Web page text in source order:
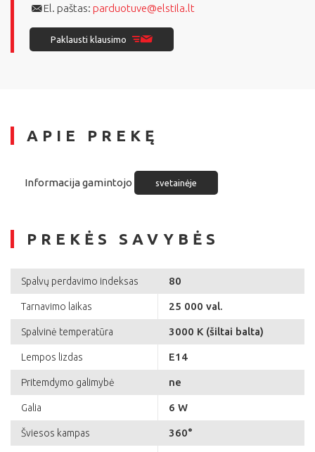
El. paštas: parduotuve@elstila.lt
Paklausti klausimo
APIE PREKĘ
Informacija gamintojo svetainėje
PREKĖS SAVYBĖS
Spalvų perdavimo indeksas 80
Tarnavimo laikas 25 000 val.
Spalvinė temperatūra 3000 K (šiltai balta)
Lempos lizdas E14
Pritemdymo galimybė ne
Galia 6 W
Šviesos kampas 360°